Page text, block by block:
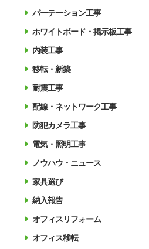
パーテーション工事
ホワイトボード・掲示板工事
内装工事
移転・新築
耐震工事
配線・ネットワーク工事
防犯カメラ工事
電気・照明工事
ノウハウ・ニュース
家具選び
納入報告
オフィスリフォーム
オフィス移転